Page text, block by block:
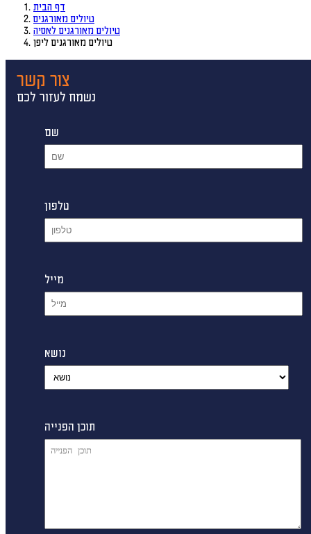
דף הבית
טיולים מאורגנים
טיולים מאורגנים לאסיה
טיולים מאורגנים ליפן
צור קשר
נשמח לעזור לכם
שם
טלפון
מייל
נושא
תוכן הפנייה